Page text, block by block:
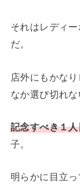
それはレディ
だ。
店外にもかな
なか選び切れな
記念すべき１
子。
明らかに目立